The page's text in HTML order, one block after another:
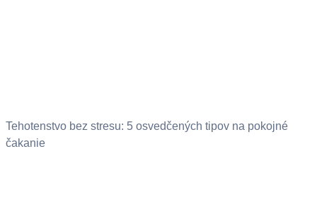
Tehotenstvo bez stresu: 5 osvedčených tipov na pokojné
čakanie